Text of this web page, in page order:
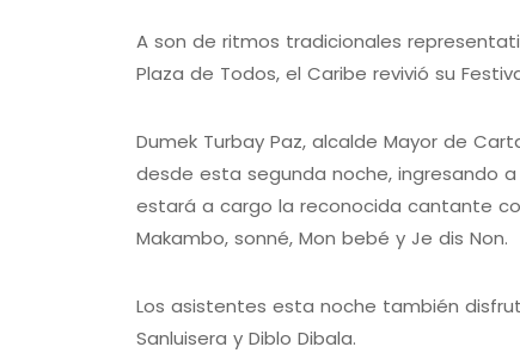
A son de ritmos tradicionales
Plaza de Todos, el Caribe revivió su
Dumek Turbay Paz, alcalde Mayor de
desde esta segunda noche, ingresando
estará a cargo la reconocida cantante
Makambo, sonné, Mon bebé y Je dis Non.
Los asistentes esta noche también
Sanluisera y Diblo Dibala.